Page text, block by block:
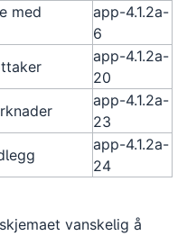
med
app-4.1.2a-
6
app-4.1.2a-
20
app-4.1.2a-
23
app-4.1.2a-
24
vanskelig å